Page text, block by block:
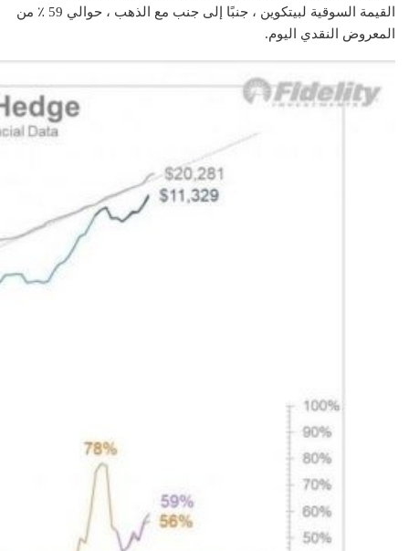
القيمة السوقية لبيتكوين ، جنبًا إلى جنب مع الذهب ، حوالي 59 ٪ من
المعروض النقدي اليوم.